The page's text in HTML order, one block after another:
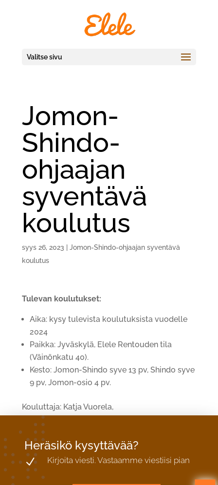
Valitse sivu
Jomon-
Shindo-
ohjaajan
syventävä
koulutus
syys 26, 2023
Jomon-Shindo-ohjaajan syventävä
koulutus
Tulevan koulutukset:
Aika: kysy tulevista koulutuksista vuodelle
2024
Paikka: Jyväskylä, Elele Rentouden tila
(Väinönkatu 40).
Kesto: Jomon-Shindo syve 13 pv, Shindo syve
9 pv, Jomon-osio 4 pv.
Kouluttaja: Katja Vuorela,
Vastaava Jomon-Shindo-hoitaja-kouluttaja
Heräsikö kysyttävää?
N Kirjoita viesti. Vastaamme viestiisi pian